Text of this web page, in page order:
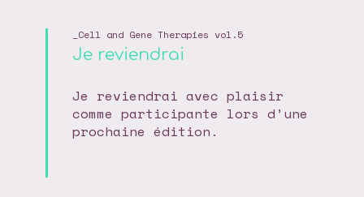
Cell and Gene Therapies vol.5
Je reviendrai
Je reviendrai avec plaisir
comme participante lors d’une
prochaine édition.